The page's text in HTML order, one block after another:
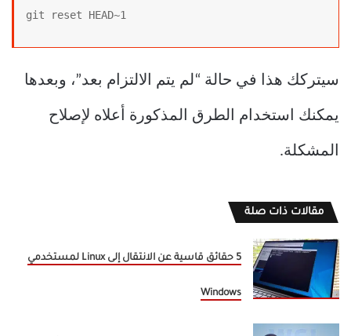
git reset HEAD~1
سيتركك هذا في حالة “لم يتم الالتزام بعد”، وبعدها
يمكنك استخدام الطرق المذكورة أعلاه لإصلاح
المشكلة.
مقالات ذات صلة
5 حقائق قاسية عن الانتقال إلى Linux لمستخدمي
Windows